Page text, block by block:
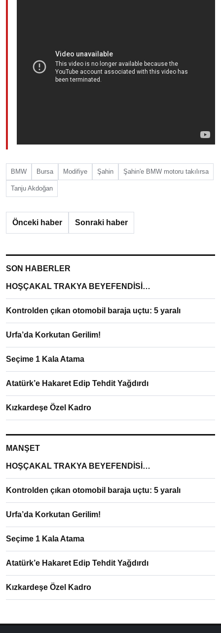
BMW Bursa Modifiye Şahin Şahin'e BMW motoru takılırsa
Tanju Akdoğan
Önceki haber Sonraki haber
SON HABERLER
HOŞÇAKAL TRAKYA BEYEFENDİSİ…
Kontrolden çıkan otomobil baraja uçtu: 5 yaralı
Urfa’da Korkutan Gerilim!
Seçime 1 Kala Atama
Atatürk’e Hakaret Edip Tehdit Yağdırdı
Kızkardeşe Özel Kadro
MANŞET
HOŞÇAKAL TRAKYA BEYEFENDİSİ…
Kontrolden çıkan otomobil baraja uçtu: 5 yaralı
Urfa’da Korkutan Gerilim!
Seçime 1 Kala Atama
Atatürk’e Hakaret Edip Tehdit Yağdırdı
Kızkardeşe Özel Kadro